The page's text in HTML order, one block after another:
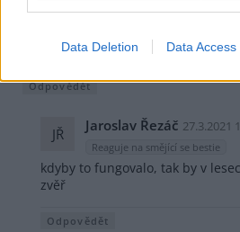
Data Deletion Data Access
spokojenosti jak
povinnosti, nejen práva.
Odpovědět
JŘ Jaroslav Řezáč 27.3.2021
Reaguje na smějící se bestie
kdyby to fungovalo, tak by v
zvěř
Odpovědět